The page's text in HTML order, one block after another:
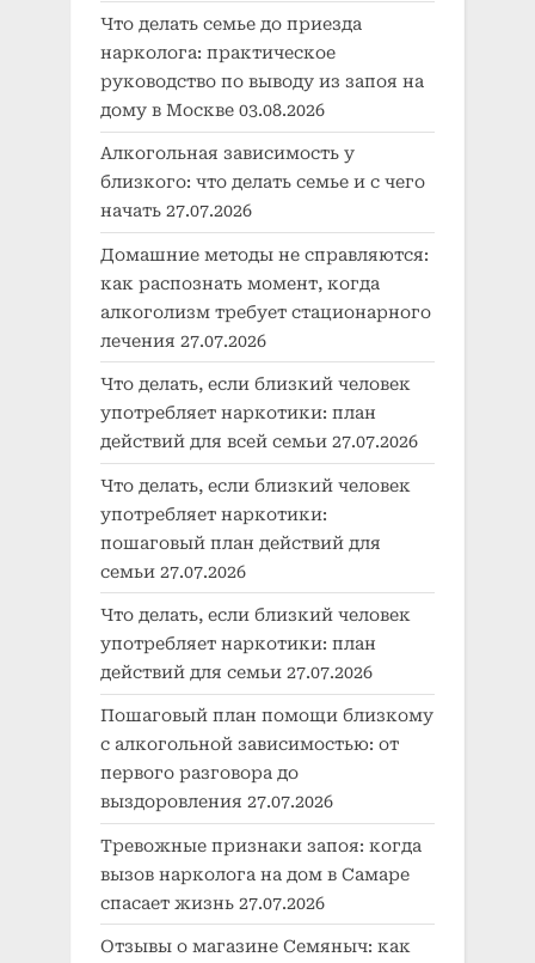
Что делать семье до приезда
нарколога: практическое
руководство по выводу из запоя на
дому в Москве 03.08.2026
Алкогольная зависимость у
близкого: что делать семье и с чего
начать 27.07.2026
Домашние методы не справляются:
как распознать момент, когда
алкоголизм требует стационарного
лечения 27.07.2026
Что делать, если близкий человек
употребляет наркотики: план
действий для всей семьи 27.07.2026
Что делать, если близкий человек
употребляет наркотики:
пошаговый план действий для
семьи 27.07.2026
Что делать, если близкий человек
употребляет наркотики: план
действий для семьи 27.07.2026
Пошаговый план помощи близкому
с алкогольной зависимостью: от
первого разговора до
выздоровления 27.07.2026
Тревожные признаки запоя: когда
вызов нарколога на дом в Самаре
спасает жизнь 27.07.2026
Отзывы о магазине Семяныч: как